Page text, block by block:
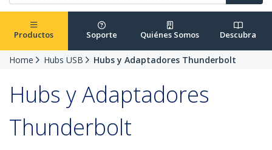
Productos Soporte Quiénes Somos Descubra
Home Hubs USB Hubs y Adaptadores Thunderbolt
Hubs y Adaptadores
Thunderbolt